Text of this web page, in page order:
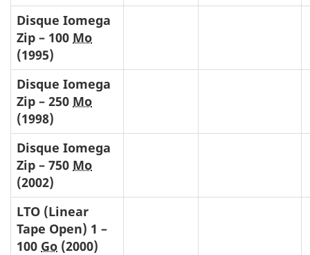
Disque Iomega
Zip – 100 Mo
(1995)
Disque Iomega
Zip – 250 Mo
(1998)
Disque Iomega
Zip – 750 Mo
(2002)
LTO (Linear
Tape Open) 1 –
100 Go (2000)